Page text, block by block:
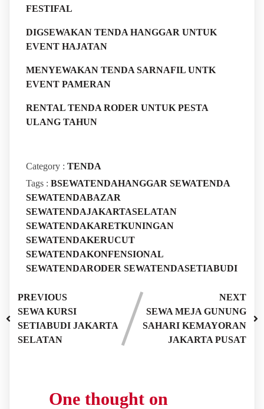
FESTIFAL
DIGSEWAKAN TENDA HANGGAR UNTUK
EVENT HAJATAN
MENYEWAKAN TENDA SARNAFIL UNTK
EVENT PAMERAN
RENTAL TENDA RODER UNTUK PESTA
ULANG TAHUN
Category : TENDA
Tags : BSEWATENDAHANGGAR SEWATENDA
SEWATENDABAZAR
SEWATENDAJAKARTASELATAN
SEWATENDAKARETKUNINGAN
SEWATENDAKERUCUT
SEWATENDAKONFENSIONAL
SEWATENDARODER SEWATENDASETIABUDI
PREVIOUS
SEWA KURSI
SETIABUDI JAKARTA
SELATAN
NEXT
SEWA MEJA GUNUNG
SAHARI KEMAYORAN
JAKARTA PUSAT
One thought on